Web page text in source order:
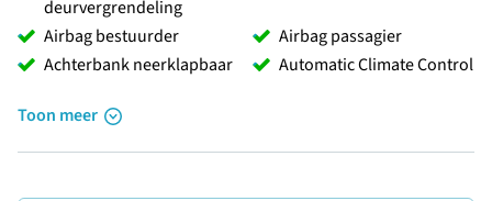
deurvergrendeling
Airbag bestuurder
Airbag passagier
Achterbank neerklapbaar
Automatic Climate Control
Toon meer